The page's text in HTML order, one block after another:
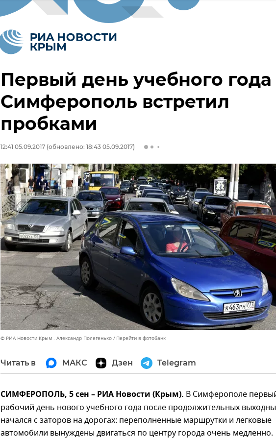
Первый день учебного года
Симферополь встретил
пробками
12:41 05.09.2017 (обновлено: 18:43 05.09.2017)
© РИА Новости Крым . Александр Полегенько Перейти в фотобанк
Читать в МАКС Дзен Telegram
СИМФЕРОПОЛЬ, 5 сен – РИА Новости (Крым). В Симферополе
рабочий день нового учебного года после продолжительных
начался с заторов на дорогах: переполненные маршрутки и легковые
автомобили вынуждены двигаться по центру города очень медленно.